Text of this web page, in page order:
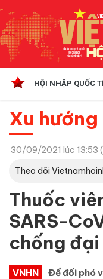
HỘI NHẬP QUỐC
Xu hướng
30/09/2021 lúc 13:53
Theo dõi
Thuốc
SARS-
chống
VNHN
Để đối phó